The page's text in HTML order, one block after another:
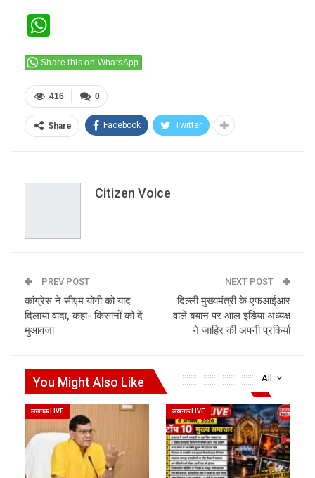
Share this on WhatsApp
0
416
Share Facebook Twitter
Citizen Voice
PREV POST
कांग्रेस ने सीएम योगी को याद
दिलाया वादा, कहा- किसानों को दें
मुआवजा
NEXT POST
दिल्ली मुख्यमंत्री के एफआईआर
वाले बयान पर आल इंडिया अध्यक्ष
ने जाहिर की अपनी प्रकिर्या
All
You Might Also Like
लखनऊ LIVE लखनऊ LIVE